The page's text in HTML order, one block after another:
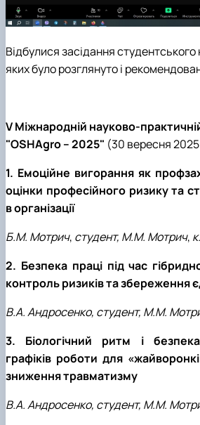
Відбулися засідання студентського
яких було розглянуто і
V Міжнародній науково-
"OSHAgro – 2025" (30 вересня
1. Емоційне вигорання як
оцінки професійного ризику та
в організації
Б.М. Мотрич, студент, М.М. Мотрич,
2. Безпека праці під час
контроль ризиків та збереження
В.А. Андросенко, студент, М.М.
3. Біологічний ритм і
графіків роботи для
зниження травматизму
В.А. Андросенко, студент, М.М.